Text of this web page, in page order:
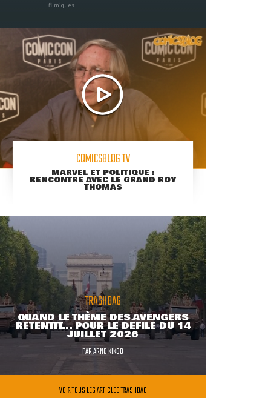
filmiques ...
COMICSBLOG TV
MARVEL ET POLITIQUE :
RENCONTRE AVEC LE GRAND ROY
THOMAS
TRASHBAG
QUAND LE THÈME DES AVENGERS
RETENTIT... POUR LE DÉFILÉ DU 14
JUILLET 2026
PARARNO KIKOO
VOIR TOUS LES ARTICLES TRASHBAG